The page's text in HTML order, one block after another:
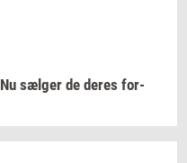
Nu sæl­ger de deres for­